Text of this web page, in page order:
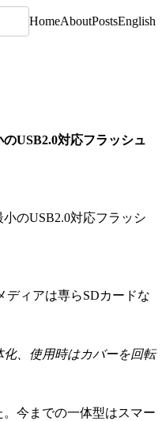
HomeAboutPostsEnglish
USB2.0対応フラッシュ
ディアは専らSDカードな
、使用時はカバーを回転
今までの一体型はスマー